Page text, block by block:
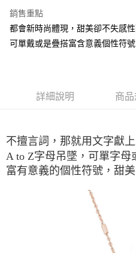
玉山商業銀行
台新國際商業銀行
台灣樂天信用卡公司
元大商業銀行
玉山商業銀行
台新國際商業銀行
運送方式
宅配(配送時間約1-3個工作天)
銷售重點
都會新時尚體現，甜美卻不失感
可單戴或是疊搭富含意義個性符
詳細說明 商
不擅言詞，那就用文字獻
A to Z字母吊墜，可單字
富有意義的個性符號，甜